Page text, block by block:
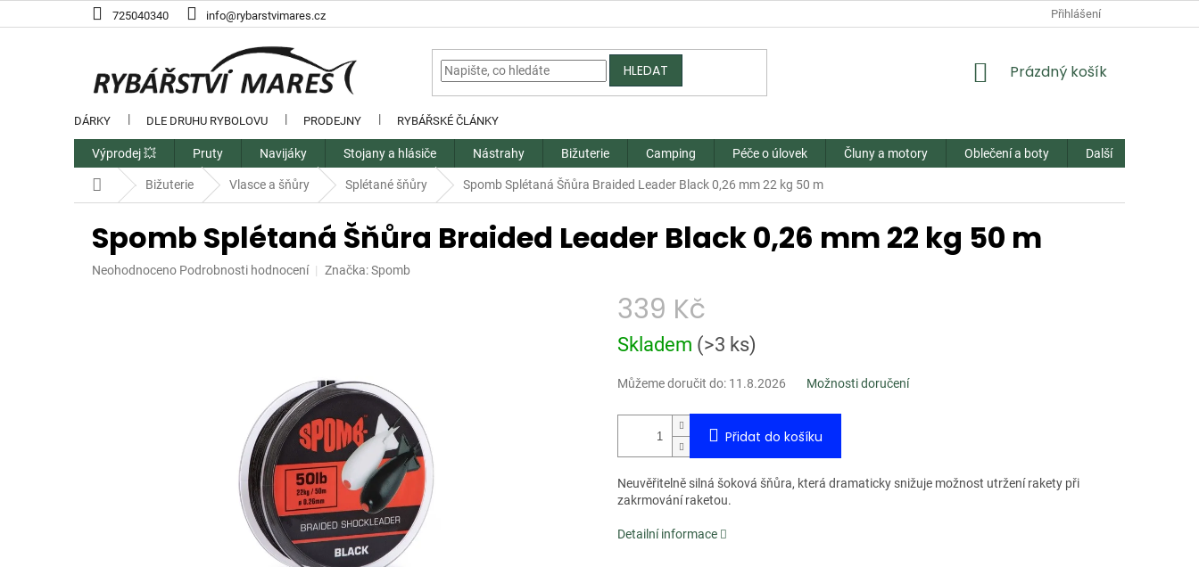
na
725040340 info@rybarstvimares.cz
DÁRKY DLE DRUHU RYBOLOVU PRODEJNY RYBÁŘSKÉ ČLÁNKY
Přihlášení
HLEDAT
NÁKUPNÍ
Prázdný košík
Výprodej 💥 Pruty Navijáky Stojany a hlásiče Nástrahy Bižuterie Camping Péče o úlovek Čluny a motory Oblečení a boty Další
Domů Bižuterie Vlasce a šňůry Splétané šňůry Spomb Splétaná Šňůra Braided Leader Black 0,26 mm 22 kg 50 m
Spomb Splétaná Šňůra Braided Leader Black 0,26 mm 22 kg 50 m
Průměrné
Neohodnoceno Podrobnosti hodnocení Značka:Spomb
339 Kč
Měrná
cena:
Skladem (>3 ks)
Můžeme doručit do: 11.8.2026 Možnosti doručení
Přidat do košíku
Neuvěřitelně silná šoková šňůra, která dramaticky snižuje možnost utržení rakety při
zakrmování raketou.
Detailní informace